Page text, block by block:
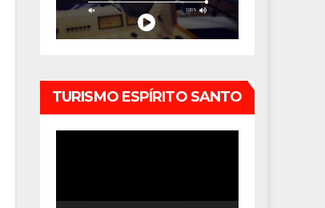
TURISMO ESPÍRITO SANTO